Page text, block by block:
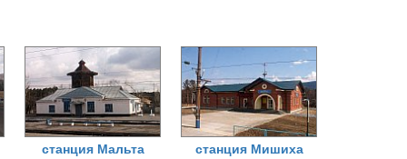
станция Мальта
станция Мишиха